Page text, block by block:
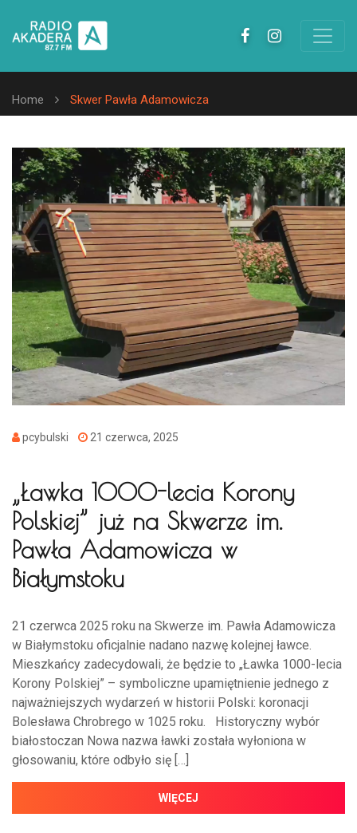
Home Skwer Pawła Adamowicza
pcybulski 21 czerwca, 2025
„Ławka 1000-lecia Korony
Polskiej” już na Skwerze im.
Pawła Adamowicza w
Białymstoku
21 czerwca 2025 roku na Skwerze im. Pawła Adamowicza
w Białymstoku oficjalnie nadano nazwę kolejnej ławce.
Mieszkańcy zadecydowali, że będzie to „Ławka 1000-lecia
Korony Polskiej” – symboliczne upamiętnienie jednego z
najważniejszych wydarzeń w historii Polski: koronacji
Bolesława Chrobrego w 1025 roku. Historyczny wybór
białostoczan Nowa nazwa ławki została wyłoniona w
głosowaniu, które odbyło się […]
WIĘCEJ